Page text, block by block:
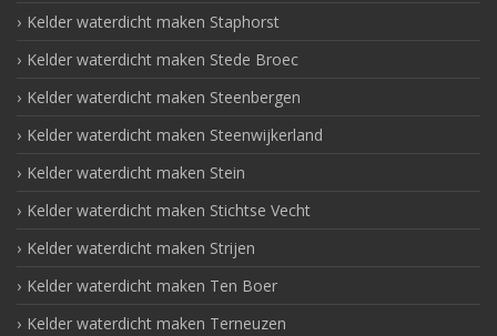
Kelder waterdicht maken Staphorst
Kelder waterdicht maken Stede Broec
Kelder waterdicht maken Steenbergen
Kelder waterdicht maken Steenwijkerland
Kelder waterdicht maken Stein
Kelder waterdicht maken Stichtse Vecht
Kelder waterdicht maken Strijen
Kelder waterdicht maken Ten Boer
Kelder waterdicht maken Terneuzen